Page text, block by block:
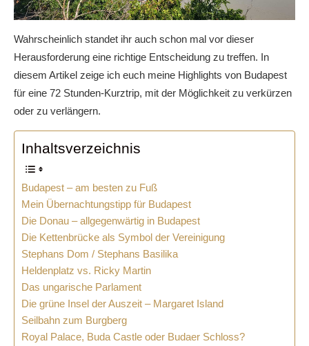
Wahrscheinlich standet ihr auch schon mal vor dieser
Herausforderung eine richtige Entscheidung zu treffen. In
diesem Artikel zeige ich euch meine Highlights von Budapest
für eine 72 Stunden-Kurztrip, mit der Möglichkeit zu verkürzen
oder zu verlängern.
Inhaltsverzeichnis
Budapest – am besten zu Fuß
Mein Übernachtungstipp für Budapest
Die Donau – allgegenwärtig in Budapest
Die Kettenbrücke als Symbol der Vereinigung
Stephans Dom / Stephans Basilika
Heldenplatz vs. Ricky Martin
Das ungarische Parlament
Die grüne Insel der Auszeit – Margaret Island
Seilbahn zum Burgberg
Royal Palace, Buda Castle oder Budaer Schloss?